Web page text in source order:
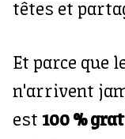
têtes et
Et parce que
n'arrivent
est 100 %